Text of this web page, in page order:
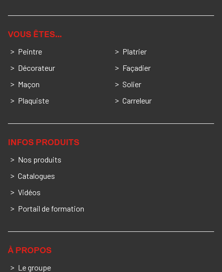
VOUS ÊTES…
Peintre
Décorateur
Maçon
Plaquiste
Platrier
Façadier
Solier
Carreleur
INFOS PRODUITS
Nos produits
Catalogues
Vidéos
Portail de formation
À PROPOS
Le groupe